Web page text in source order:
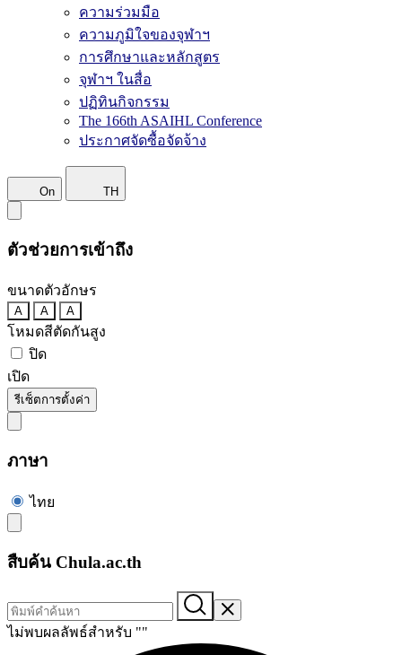
ความร่วมมือ
ความภูมิใจของจุฬาฯ
การศึกษาและหลักสูตร
จุฬาฯ ในสื่อ
ปฏิทินกิจกรรม
The 166th ASAIHL Conference
ประกาศจัดซื้อจัดจ้าง
On TH
ตัวช่วยการเข้าถึง
ขนาดตัวอักษร
A A A
โหมดสีตัดกันสูง
ปิด
เปิด
รีเซ็ตการตั้งค่า
ภาษา
ไทย
สืบค้น Chula.ac.th
ไม่พบผลลัพธ์สำหรับ ""